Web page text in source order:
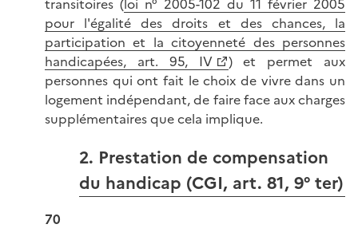
transitoires (loi n° 2005-102 du 11 février 2005
pour l'égalité des droits et des chances, la
participation et la citoyenneté des personnes
handicapées, art. 95, IV
) et permet aux
personnes qui ont fait le choix de vivre dans un
logement indépendant, de faire face aux charges
supplémentaires que cela implique.
2. Prestation de compensation
du handicap (CGI, art. 81, 9° ter)
70